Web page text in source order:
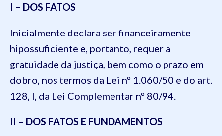
I – DOS FATOS
Inicialmente declara ser financeiramente
hipossuficiente e, portanto, requer a
gratuidade da justiça, bem como o prazo em
dobro, nos termos da Lei nº 1.060/50 e do art.
128, I, da Lei Complementar nº 80/94.
II – DOS FATOS E FUNDAMENTOS